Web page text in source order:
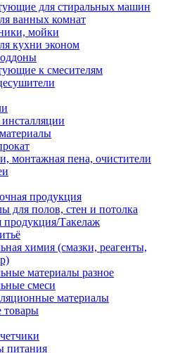
для стиральных машин
ванных комнат
мойки
кухни эконом
к смесителям
монтажная пена, очистители
продукция
для полов, стен и потолка
продукция/Такелаж
химия (смазки, реагенты,
материалы разное
смеси
материалы
товары
питания